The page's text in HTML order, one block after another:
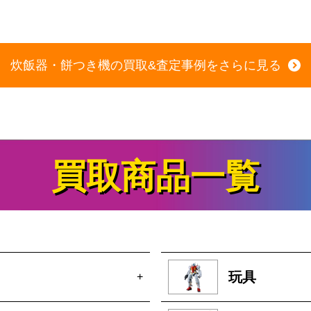
炊飯器・餅つき機の買取&査定事例をさらに見る
買取商品一覧
+ 玩具